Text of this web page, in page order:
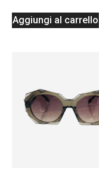
Aggiungi al carrello